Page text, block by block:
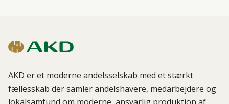
AKD er et moderne andelsselskab med et stærkt
fællesskab der samler andelshavere, medarbejdere og